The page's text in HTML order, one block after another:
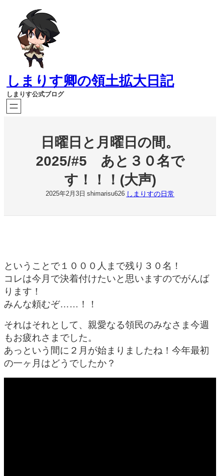
しまりす卿の領土拡大日記
しまりす公式ブログ
日曜日と月曜日の間。
2025/#5 あと３０名で
す！！！(大声)
2025年2月3日 shimarisu626 しまりすの日常
ということで１０００人まで残り３０名！
コレは今月で決着付けたいと思いますのでがんば
ります！
みんな頼むぞ……！！
それはそれとして、親愛なる領民のみなさま今週
もお疲れさまでした。
あっという間に２月が始まりましたね！今年最初
の一ヶ月はどうでしたか？